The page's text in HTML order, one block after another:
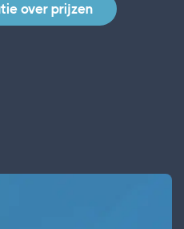
over prijzen